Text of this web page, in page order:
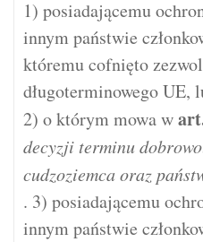
1) posiadającemu
innym państwie
któremu cofnięto
długoterminowego UE,
2) o którym mowa w
decyzji terminu
cudzoziemca oraz
. 3) posiadającemu
innym państwie